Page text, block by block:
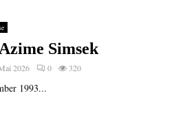
Simsek
2026 0 320
1993...